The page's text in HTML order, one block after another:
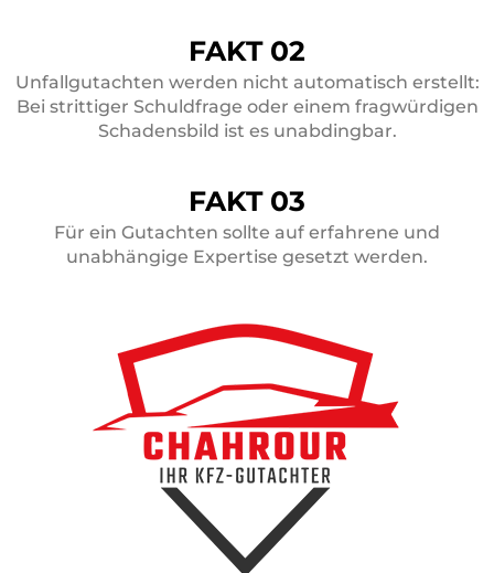
FAKT 02
Unfallgutachten werden nicht automatisch erstellt:
Bei strittiger Schuldfrage oder einem fragwürdigen
Schadensbild ist es unabdingbar.
FAKT 03
Für ein Gutachten sollte auf erfahrene und
unabhängige Expertise gesetzt werden.